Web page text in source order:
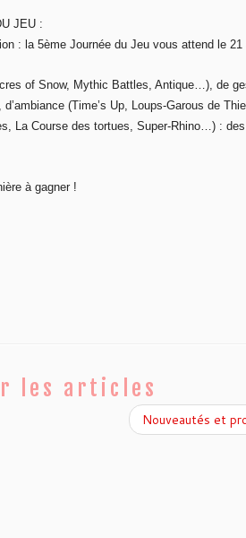
JEU :
: la 5ème Journée du Jeu vous attend le
of Snow, Mythic Battles, Antique…), de
(Time’s Up, Loups-Garous de
La Course des tortues, Super-Rhino…) :
à gagner !
les articles
Nouveautés et